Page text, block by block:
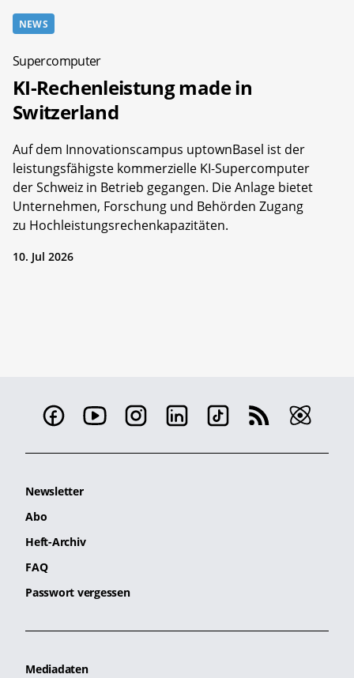
NEWS
Supercomputer
KI-Rechenleistung made in
Switzerland
Auf dem Innovationscampus uptownBasel ist der
leistungsfähigste kommerzielle KI-Supercomputer
der Schweiz in Betrieb gegangen. Die Anlage bietet
Unternehmen, Forschung und Behörden Zugang
zu Hochleistungsrechenkapazitäten.
10. Jul 2026
Newsletter
Abo
Heft-Archiv
FAQ
Passwort vergessen
Mediadaten